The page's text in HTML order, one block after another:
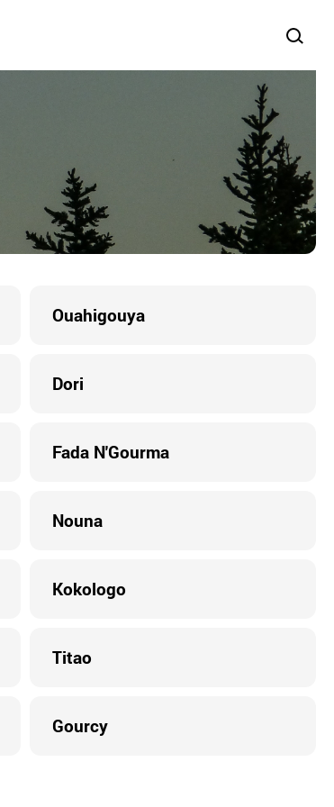
Ouahigouya
Dori
Fada N'Gourma
Nouna
Kokologo
Titao
Gourcy